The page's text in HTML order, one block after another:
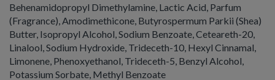
Behenamidopropyl Dimethylamine, Lactic Acid, Parfum
(Fragrance), Amodimethicone, Butyrospermum Parkii (Shea)
Butter, Isopropyl Alcohol, Sodium Benzoate, Ceteareth-20,
Linalool, Sodium Hydroxide, Trideceth-10, Hexyl Cinnamal,
Limonene, Phenoxyethanol, Trideceth-5, Benzyl Alcohol,
Potassium Sorbate, Methyl Benzoate